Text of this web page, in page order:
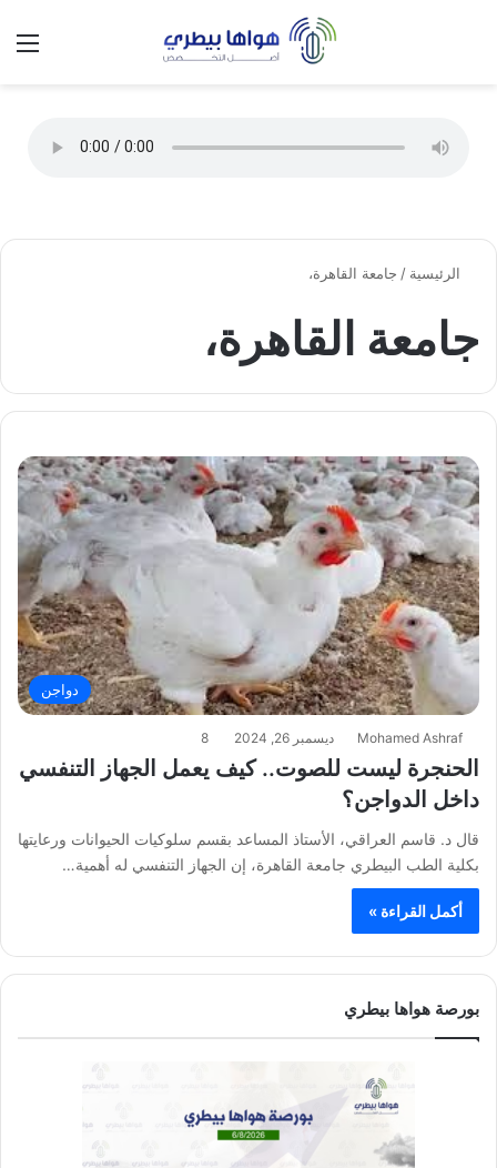
الوضع
الرئيسية / جامعة القاهرة،
جامعة القاهرة،
دواجن
Mohamed Ashraf ديسمبر 26, 2024 8
الحنجرة ليست للصوت.. كيف يعمل الجهاز التنفسي
داخل الدواجن؟
قال د. قاسم العراقي، الأستاذ المساعد بقسم سلوكيات الحيوانات ورعايتها
بكلية الطب البيطري جامعة القاهرة، إن الجهاز التنفسي له أهمية…
أكمل القراءة »
بورصة هواها بيطري